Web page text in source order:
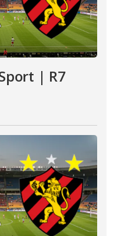
| R7